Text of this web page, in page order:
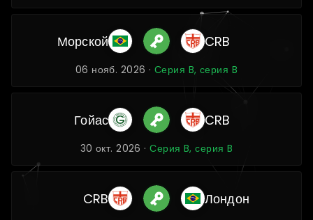
Морской CRB
06 нояб. 2026 · Серия B, серия B
Гойас CRB
30 окт. 2026 ·Серия B, серия B
CRB Лондон